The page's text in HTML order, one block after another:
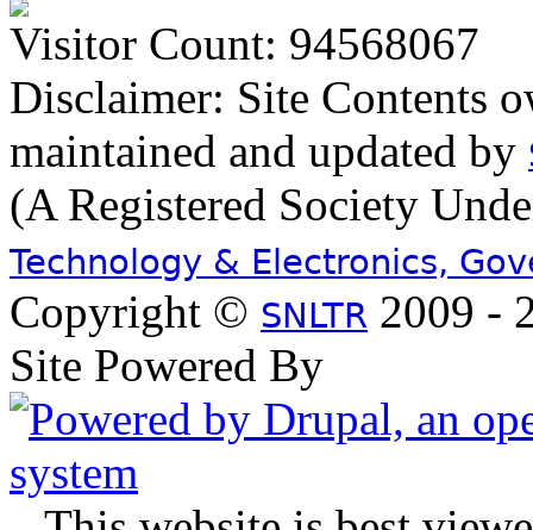
Visitor Count: 94568067
Disclaimer: Site Contents
maintained and updated by
(A Registered Society
Technology & Electronics,
Copyright © SNLTR 2009 -
Site Powered By